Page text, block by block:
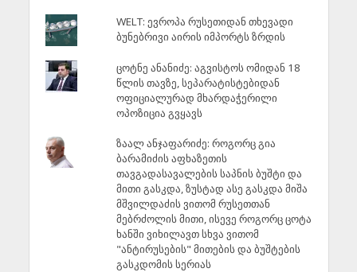
WELT: ევროპა რუსეთიდან თხევადი
ბუნებრივი აირის იმპორტს ზრდის
ცოტნე ანანიძე: აგვისტოს ომიდან 18
წლის თავზე, სეპარატისტებიდან
ოფიციალურად მხარდაჭერილი
ოპოზიცია გვყავს
ზაალ ანჯაფარიძე: როგორც გია
ბარამიძის აფხაზეთის
თავგადასავალების საპნის ბუშტი და
მითი გასკდა, ზუსტად ასე გასკდა მიშა
მშვილდაძის ვითომ რუსეთთან
მებრძოლის მითი, ისევე როგორც ცოტა
ხანში ვიხილავთ სხვა ვითომ
"ანტირუსების" მითების და ბუშტების
გასკდომის სერიას